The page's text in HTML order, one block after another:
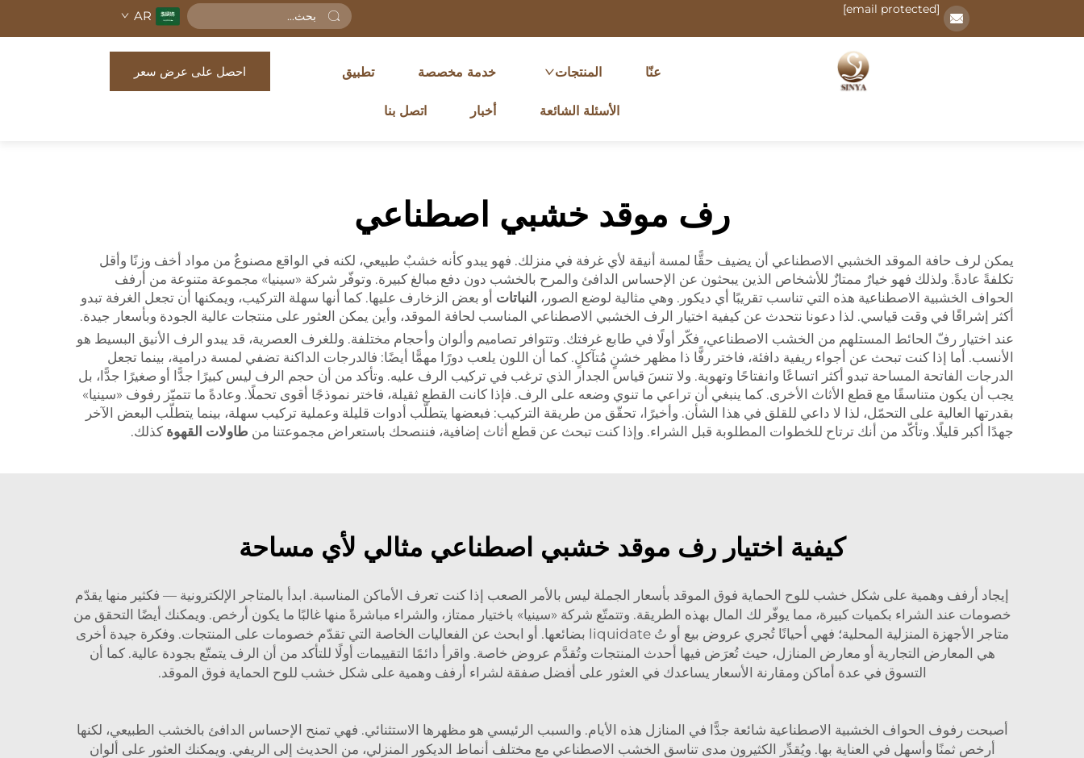
[email protected]
AR
عنّا المنتجات خدمة مخصصة تطبيق
الأسئلة الشائعة أخبار اتصل بنا
احصل على عرض سعر
رف موقد خشبي اصطناعي
يمكن لرف حافة الموقد الخشبي الاصطناعي أن يضيف حقًّا لمسة أنيقة لأي غرفة في منزلك. فهو يبدو كأنه خشبٌ طبيعي، لكنه في الواقع مصنوعٌ من مواد أخف وزنًا وأقل
تكلفةً عادةً. ولذلك فهو خيارٌ ممتازٌ للأشخاص الذين يبحثون عن الإحساس الدافئ والمرح بالخشب دون دفع مبالغ كبيرة. وتوفّر شركة «سينيا» مجموعة متنوعة من أرفف
الحواف الخشبية الاصطناعية هذه التي تناسب تقريبًا أي ديكور. وهي مثالية لوضع الصور، النباتات أو بعض الزخارف عليها. كما أنها سهلة التركيب، ويمكنها أن تجعل الغرفة تبدو
أكثر إشراقًا في وقت قياسي. لذا دعونا نتحدث عن كيفية اختيار الرف الخشبي الاصطناعي المناسب لحافة الموقد، وأين يمكن العثور على منتجات عالية الجودة وبأسعار جيدة.
عند اختيار رفّ الحائط المستلهم من الخشب الاصطناعي، فكّر أولًا في طابع غرفتك. وتتوافر تصاميم وألوان وأحجام مختلفة. وللغرف العصرية، قد يبدو الرف الأنيق البسيط هو
الأنسب. أما إذا كنت تبحث عن أجواء ريفية دافئة، فاختر رفًّا ذا مظهر خشنٍ مُتآكلٍ. كما أن اللون يلعب دورًا مهمًّا أيضًا: فالدرجات الداكنة تضفي لمسة درامية، بينما تجعل
الدرجات الفاتحة المساحة تبدو أكثر اتساعًا وانفتاحًا وتهوية. ولا تنسَ قياس الجدار الذي ترغب في تركيب الرف عليه. وتأكد من أن حجم الرف ليس كبيرًا جدًّا أو صغيرًا جدًّا، بل
يجب أن يكون متناسقًا مع قطع الأثاث الأخرى. كما ينبغي أن تراعي ما تنوي وضعه على الرف. فإذا كانت القطع ثقيلة، فاختر نموذجًا أقوى تحملًا. وعادةً ما تتميّز رفوف «سينيا»
بقدرتها العالية على التحمّل، لذا لا داعي للقلق في هذا الشأن. وأخيرًا، تحقّق من طريقة التركيب: فبعضها يتطلّب أدوات قليلة وعملية تركيب سهلة، بينما يتطلّب البعض الآخر
جهدًا أكبر قليلًا. وتأكّد من أنك ترتاح للخطوات المطلوبة قبل الشراء. وإذا كنت تبحث عن قطع أثاث إضافية، فننصحك باستعراض مجموعتنا من طاولات القهوة كذلك.
كيفية اختيار رف موقد خشبي اصطناعي مثالي لأي مساحة
إيجاد أرفف وهمية على شكل خشب للوح الحماية فوق الموقد بأسعار الجملة ليس بالأمر الصعب إذا كنت تعرف الأماكن المناسبة. ابدأ بالمتاجر الإلكترونية — فكثير منها يقدّم
خصومات عند الشراء بكميات كبيرة، مما يوفّر لك المال بهذه الطريقة. وتتمتّع شركة «سينيا» باختيار ممتاز، والشراء مباشرةً منها غالبًا ما يكون أرخص. ويمكنك أيضًا التحقق من
متاجر الأجهزة المنزلية المحلية؛ فهي أحيانًا تُجري عروض بيع أو تُ liquidate بضائعها. أو ابحث عن الفعاليات الخاصة التي تقدّم خصومات على المنتجات. وفكرة جيدة أخرى
هي المعارض التجارية أو معارض المنازل، حيث تُعرَض فيها أحدث المنتجات وتُقدَّم عروض خاصة. واقرأ دائمًا التقييمات أولًا للتأكد من أن الرف يتمتّع بجودة عالية. كما أن
التسوق في عدة أماكن ومقارنة الأسعار يساعدك في العثور على أفضل صفقة لشراء أرفف وهمية على شكل خشب للوح الحماية فوق الموقد.
أصبحت رفوف الحواف الخشبية الاصطناعية شائعة جدًّا في المنازل هذه الأيام. والسبب الرئيسي هو مظهرها الاستثنائي. فهي تمنح الإحساس الدافئ بالخشب الطبيعي، لكنها
أرخص ثمنًا وأسهل في العناية بها. ويُقدِّر الكثيرون مدى تناسق الخشب الاصطناعي مع مختلف أنماط الديكور المنزلي، من الحديث إلى الريفي. ويمكنك العثور على ألوان